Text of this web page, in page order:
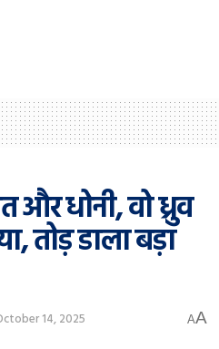
और धोनी, वो ध्रुव
तोड़ डाला बड़ा
14, 2025 AA